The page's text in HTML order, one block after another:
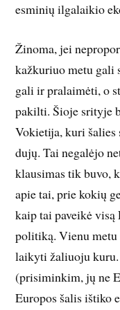
esminių ilgalaikio
Žinoma, jei
kažkuriuo metu gali
gali ir pralaimėti, o
pakilti. Šioje srityje
Vokietija, kuri šalies
dujų. Tai negalėjo
klausimas tik buvo,
apie tai, prie kokių
kaip tai paveikė
politiką. Vienu metu
laikyti žaliuoju
(prisiminkim, jų ne
Europos šalis ištiko